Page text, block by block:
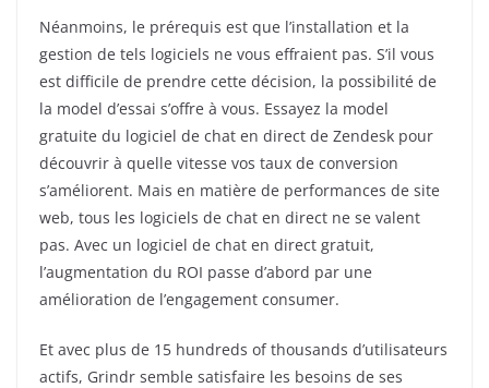
Néanmoins, le prérequis est que l’installation et la
gestion de tels logiciels ne vous effraient pas. S’il vous
est difficile de prendre cette décision, la possibilité de
la model d’essai s’offre à vous. Essayez la model
gratuite du logiciel de chat en direct de Zendesk pour
découvrir à quelle vitesse vos taux de conversion
s’améliorent. Mais en matière de performances de site
web, tous les logiciels de chat en direct ne se valent
pas. Avec un logiciel de chat en direct gratuit,
l’augmentation du ROI passe d’abord par une
amélioration de l’engagement consumer.
Et avec plus de 15 hundreds of thousands d’utilisateurs
actifs, Grindr semble satisfaire les besoins de ses